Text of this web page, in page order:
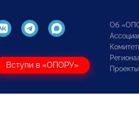
Вступи в «ОПОРУ»
Об
Проекты